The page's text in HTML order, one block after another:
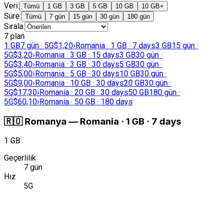
Veri: Tümü 1 GB 3 GB 5 GB 10 GB 10 GB+
Süre: Tümü 7 gün 15 gün 30 gün 180 gün
Sırala:
7 plan
1 GB7 gün · 5G$1,20›Romania · 1 GB · 7 days3 GB15 gün ·
5G$3,20›Romania · 3 GB · 15 days3 GB30 gün ·
5G$3,40›Romania · 3 GB · 30 days5 GB30 gün ·
5G$5,00›Romania · 5 GB · 30 days10 GB30 gün ·
5G$9,00›Romania · 10 GB · 30 days20 GB30 gün ·
5G$17,30›Romania · 20 GB · 30 days50 GB180 gün ·
5G$60,10›Romania · 50 GB · 180 days
🇷🇴 Romanya — Romania · 1 GB · 7 days
1 GB
Geçerlilik
7 gün
Hız
5G